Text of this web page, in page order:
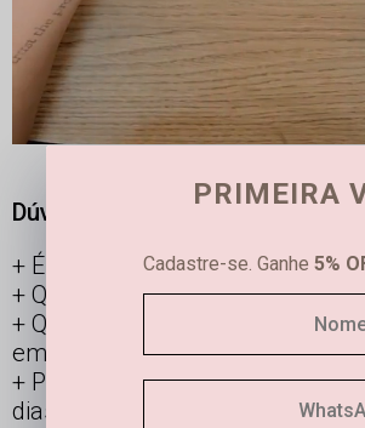
Dúvidas frequentes
É possível limpar joias
Qual é a diferença entre
Qual a durabilidade de uma
em ouro e prata?
Posso usar os acessórios
dias?
PRIMEIRA
Cadastre-se. Ganhe 5%